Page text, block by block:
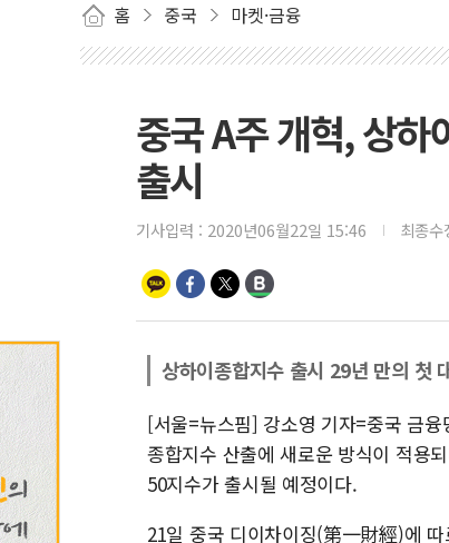
홈 중국 마켓·금융
중국 A주 개혁, 상하
출시
기사입력 : 2020년06월22일 15:46 최종수
상하이종합지수 출시 29년 만의 첫
[서울=뉴스핌] 강소영 기자=중국 금
종합지수 산출에 새로운 방식이 적용
50지수가 출시될 예정이다.
21일 중국 디이차이징(第一財經)에